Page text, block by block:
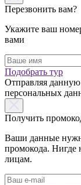
Перезвонить вам?
Укажите ваш
вами
Подобрать тур
Отправляя
персональных
Получить
Ваши данные
промокода. Нигде
лицам.